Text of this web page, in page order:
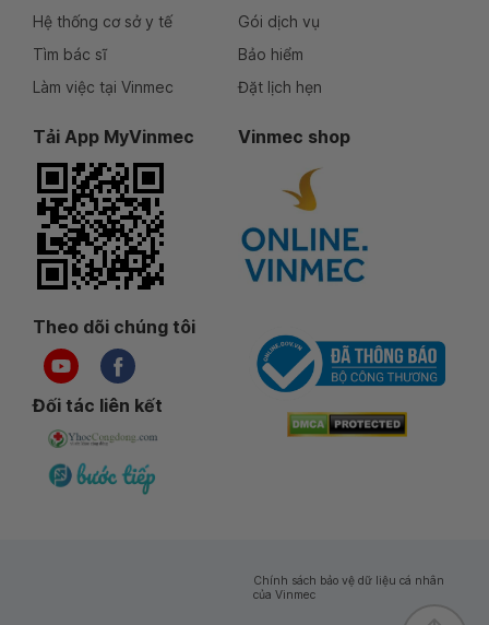
Hệ thống cơ sở y tế
Tìm bác sĩ
Làm việc tại Vinmec
Gói dịch vụ
Bảo hiểm
Đặt lịch hẹn
Tải App MyVinmec Vinmec shop
Theo dõi chúng tôi
Đối tác liên kết
Chính sách bảo vệ dữ liệu cá nhân
của Vinmec